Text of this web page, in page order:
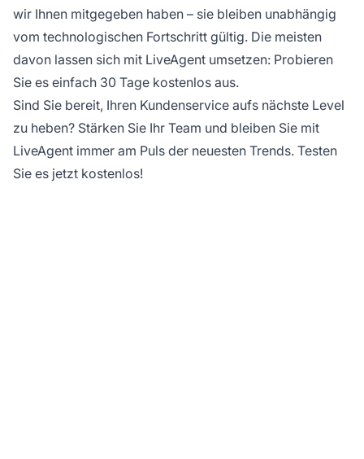
wir Ihnen mitgegeben haben – sie bleiben unabhängig
vom technologischen Fortschritt gültig. Die meisten
davon lassen sich mit LiveAgent umsetzen: Probieren
Sie es einfach 30 Tage kostenlos aus.
Sind Sie bereit, Ihren Kundenservice aufs nächste Level
zu heben? Stärken Sie Ihr Team und bleiben Sie mit
LiveAgent immer am Puls der neuesten Trends. Testen
Sie es jetzt kostenlos!